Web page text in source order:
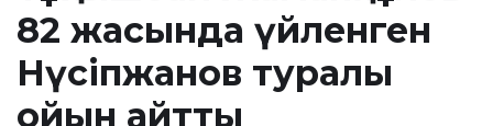
82 жасында үйленген
Нүсіпжанов туралы
ойын айтты